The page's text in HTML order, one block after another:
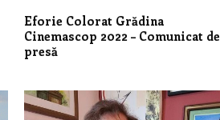
Eforie Colorat Grădina
Cinemascop 2022 – Comunicat de
presă